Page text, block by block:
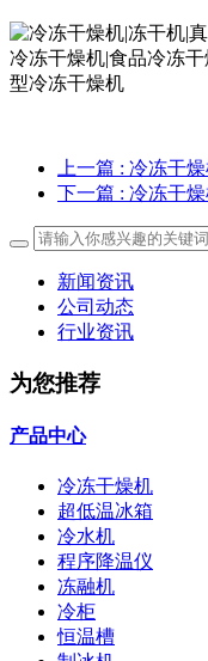
上一篇 : 冷冻干
下一篇 : 冷冻干
新闻资讯
公司动态
行业资讯
为您推荐
产品中心
冷冻干燥机
超低温冰箱
冷水机
程序降温仪
冻融机
冷柜
恒温槽